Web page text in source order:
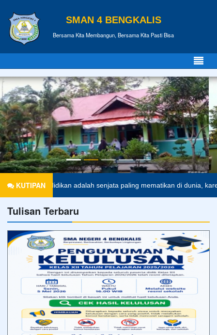
SMAN 4 BENGKALIS
Bersama Kita Membangun, Bersama Kita Pasti Bisa
KUTIPAN
Pendidikan adalah senjata paling mematikan di dunia, karena
Tulisan Terbaru